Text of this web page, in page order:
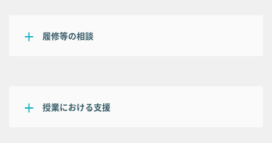
履修等の相談
授業における支援